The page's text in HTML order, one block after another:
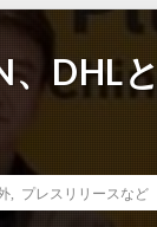
DHL
プレスリリースなど